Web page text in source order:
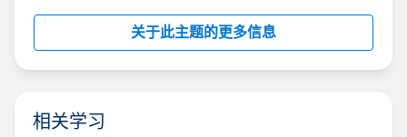
关于此主题的更多信息
相关学习